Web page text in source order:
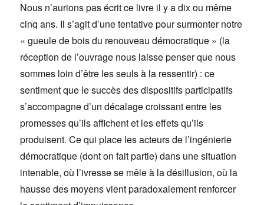
Nous n’aurions pas écrit ce livre il y a dix ou même
cinq ans. Il s’agit d’une tentative pour surmonter notre
« gueule de bois du renouveau démocratique » (la
réception de l’ouvrage nous laisse penser que nous
sommes loin d’être les seuls à la ressentir) : ce
sentiment que le succès des dispositifs participatifs
s’accompagne d’un décalage croissant entre les
promesses qu’ils affichent et les effets qu’ils
produisent. Ce qui place les acteurs de l’ingénierie
démocratique (dont on fait partie) dans une situation
intenable, où l’ivresse se mêle à la désillusion, où la
hausse des moyens vient paradoxalement renforcer